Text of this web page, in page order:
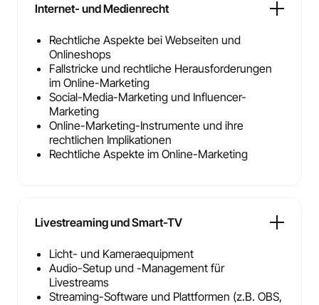
Internet- und Medienrecht
Rechtliche Aspekte bei Webseiten und
Onlineshops
Fallstricke und rechtliche Herausforderungen
im Online-Marketing
Social-Media-Marketing und Influencer-
Marketing
Online-Marketing-Instrumente und ihre
rechtlichen Implikationen
Rechtliche Aspekte im Online-Marketing
Livestreaming und Smart-TV
Licht- und Kameraequipment
Audio-Setup und -Management für
Livestreams
Streaming-Software und Plattformen (z.B. OBS,